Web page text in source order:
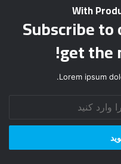
With
Subscribe
get the
Lorem ipsum